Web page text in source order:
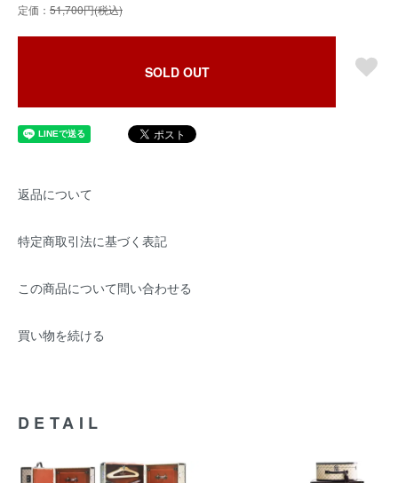
定価： 51,700円(税込)
SOLD OUT
返品について
特定商取引法に基づく表記
この商品について問い合わせる
買い物を続ける
DETAIL